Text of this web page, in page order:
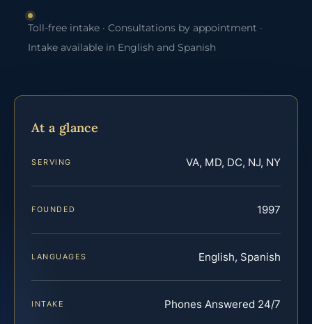
Toll-free intake · Consultations by appointment ·
Intake available in English and Spanish
At a glance
SERVING VA, MD, DC, NJ, NY
FOUNDED 1997
LANGUAGES English, Spanish
INTAKE Phones Answered 24/7